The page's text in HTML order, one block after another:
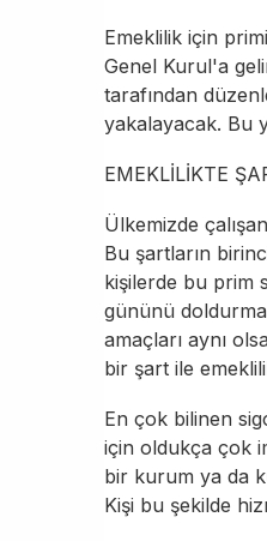
Emeklilik için
Genel Kurul'a
tarafından
yakalayacak. Bu
EMEKLİLİKTE
Ülkemizde
Bu şartların
kişilerde bu prim
gününü
amaçları aynı
bir şart ile
En çok bilinen
için oldukça çok
bir kurum ya da
Kişi bu şekilde